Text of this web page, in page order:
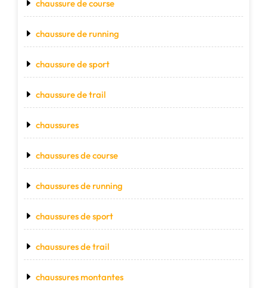
chaussure de course
chaussure de running
chaussure de sport
chaussure de trail
chaussures
chaussures de course
chaussures de running
chaussures de sport
chaussures de trail
chaussures montantes